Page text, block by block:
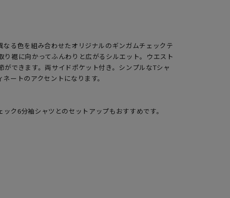
なる色を組み合わせたオリジナルのギンガムチェックテ
り裾に向かってふんわりと広がるシルエット。ウエスト
できます。両サイドポケット付き。シンプルなTシャ
ートのアクセントになります。
ク6分袖シャツとのセットアップもおすすめです。